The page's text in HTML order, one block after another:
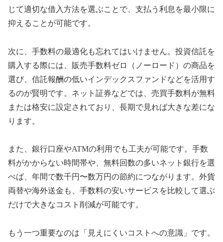
じて適切な借入方法を選ぶことで、支払う利息を最小限に
抑えることが可能です。
次に、手数料の最適化も忘れてはいけません。投資信託を
購入する際には、販売手数料ゼロ（ノーロード）の商品を
選び、信託報酬の低いインデックスファンドなどを活用す
るのが賢明です。ネット証券などでは、売買手数料が無料
または格安に設定されており、長期で見れば大きな差にな
ります。
また、銀行口座やATMの利用でも工夫が可能です。手数
料がかからない時間帯や、無料回数の多いネット銀行を選
べば、年間で数千円〜数万円の節約につながります。外貨
両替や海外送金も、手数料の安いサービスを比較して選ぶ
だけで大きなコスト削減が可能です。
もう一つ重要なのは「見えにくいコストへの意識」です。